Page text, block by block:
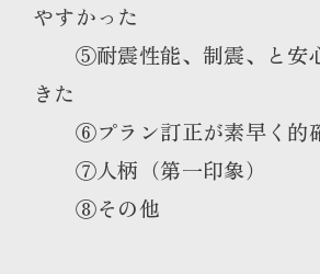
やすかった
⑤耐震性能、制震、と安
きた
⑥プラン訂正が素早く的
⑦人柄（第一印象）
⑧その他